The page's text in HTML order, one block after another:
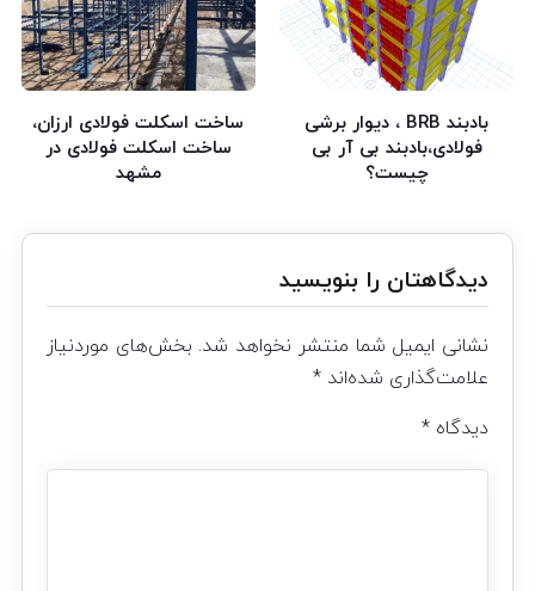
بادبند BRB ، دیوار برشی
فولادی،بادبند بی آر بی
چیست؟
ساخت اسکلت فولادی ارزان،
ساخت اسکلت فولادی در
مشهد
دیدگاهتان را بنویسید
نشانی ایمیل شما منتشر نخواهد شد. بخش‌های موردنیاز
علامت‌گذاری شده‌اند *
دیدگاه *